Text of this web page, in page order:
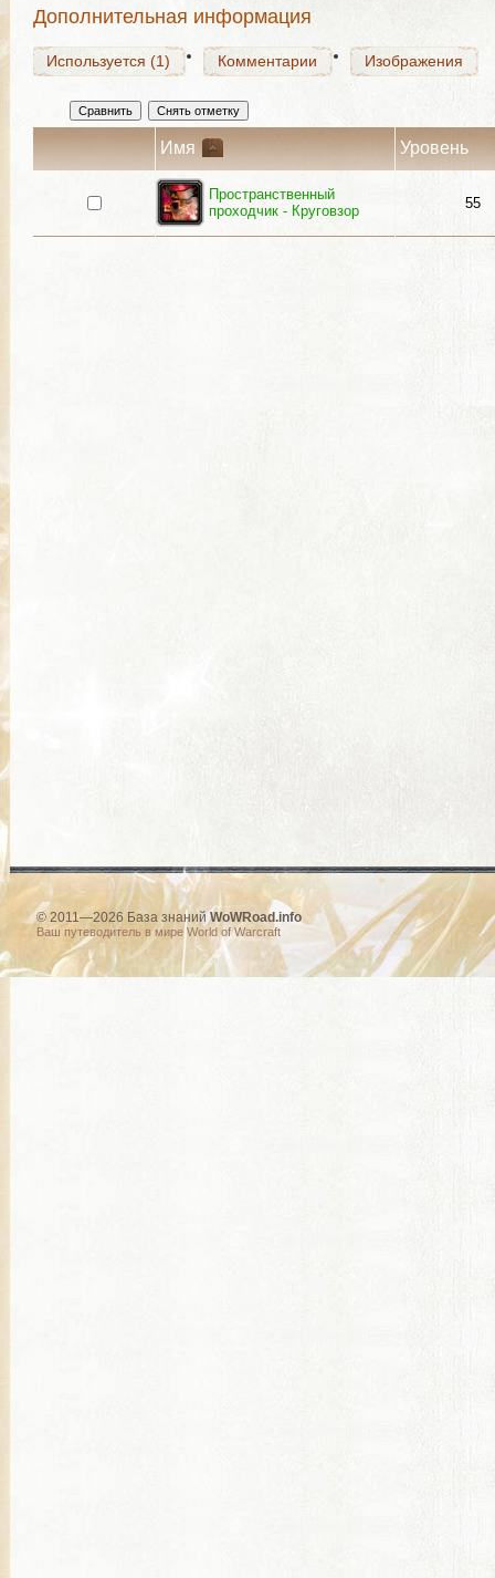
Дополнительная информация
Используется (1) Комментарии Изображения
Имя Уровень
Пространственный
проходчик - Круговзор
55
© 2011—2026 База знанийWoWRoad.info
Ваш путеводитель в мире World of Warcraft